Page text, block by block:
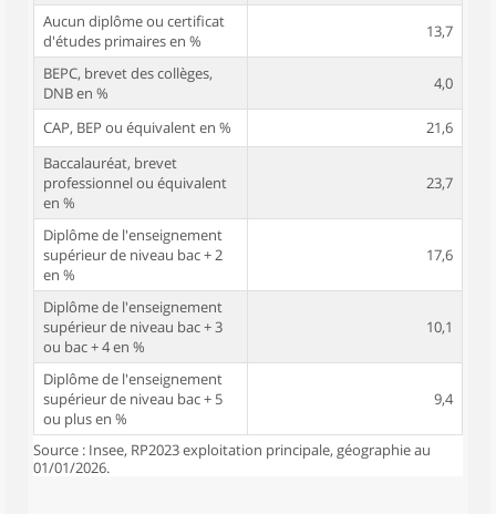
Aucun diplôme ou certificat
d'études primaires en %
13,7
BEPC, brevet des collèges,
DNB en %
4,0
CAP, BEP ou équivalent en %
21,6
Baccalauréat, brevet
professionnel ou équivalent
en %
23,7
Diplôme de l'enseignement
supérieur de niveau bac + 2
en %
17,6
Diplôme de l'enseignement
supérieur de niveau bac + 3
ou bac + 4 en %
10,1
Diplôme de l'enseignement
supérieur de niveau bac + 5
ou plus en %
9,4
Source : Insee, RP2023 exploitation principale, géographie au
01/01/2026.